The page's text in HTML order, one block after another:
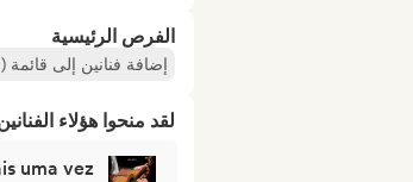
الفرص الرئيسية
إضافة فنانين إلى قائمة
لقد منحوا هؤلاء
uma vez